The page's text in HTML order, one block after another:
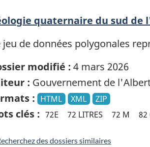
quaternaire du sud
jeu de données polygonales
modifié : 4 mars 2026
: Gouvernement de
: HTML XML ZIP
clés : 72E 72 LITRES 72 M 82
des dossiers similaires